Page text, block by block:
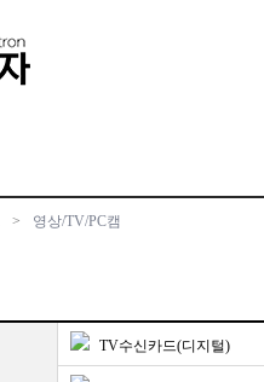
> 영상/TV/PC캠
TV수신카드(디지털)